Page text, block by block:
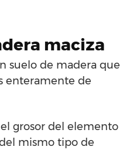
maciza
suelo de madera que
enteramente de
grosor del elemento
del mismo tipo de